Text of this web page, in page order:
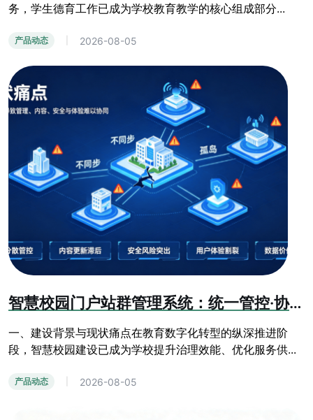
务，学生德育工作已成为学校教育教学的核心组成部分...
产品动态 2026-08-05
智慧校园门户站群管理系统：统一管控·协同共享·安全可控·数据赋能方案
一、建设背景与现状痛点在教育数字化转型的纵深推进阶
段，智慧校园建设已成为学校提升治理效能、优化服务供...
产品动态 2026-08-05